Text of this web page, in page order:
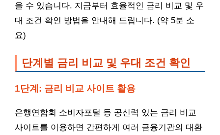
을 수 있습니다. 지금부터 효율적인 금리 비교 및 우
대 조건 확인 방법을 안내해 드립니다. (약 5분 소
요)
단계별 금리 비교 및 우대 조건 확인
1단계: 금리 비교 사이트 활용
은행연합회 소비자포털 등 공신력 있는 금리 비교
사이트를 이용하면 간편하게 여러 금융기관의 대환